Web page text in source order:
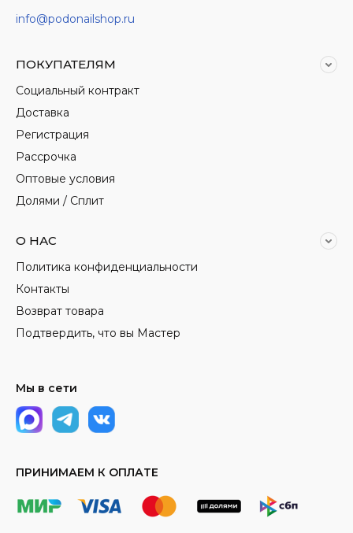
info@podonailshop.ru
ПОКУПАТЕЛЯМ
Социальный контракт
Доставка
Регистрация
Рассрочка
Оптовые условия
Долями / Сплит
О НАС
Политика конфиденциальности
Контакты
Возврат товара
Подтвердить, что вы Мастер
Мы в сети
ПРИНИМАЕМ К ОПЛАТЕ